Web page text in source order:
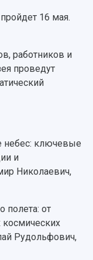
состав
на
России и
научных
научно-
16 мая.
работников и
проведут
небес: ключевые
и
Николаевич,
полета: от
Рудольфович,